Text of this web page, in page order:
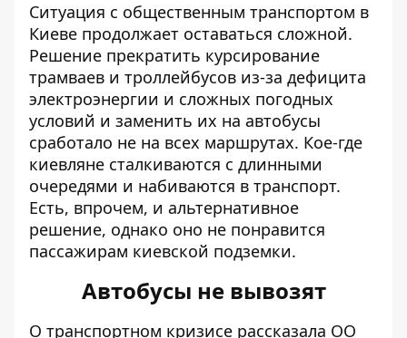
Ситуация с общественным транспортом в
Киеве продолжает оставаться сложной.
Решение прекратить курсирование
трамваев и троллейбусов из-за дефицита
электроэнергии и сложных погодных
условий и заменить их на автобусы
сработало не на всех маршрутах. Кое-где
киевляне сталкиваются с длинными
очередями и набиваются в транспорт.
Есть, впрочем, и альтернативное
решение, однако оно не понравится
пассажирам киевской подземки.
Автобусы не вывозят
О транспортном кризисе рассказала ОО